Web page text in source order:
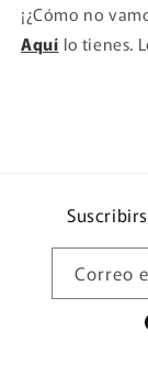
¡¿Cómo no
Aquí lo tienes.
Correo